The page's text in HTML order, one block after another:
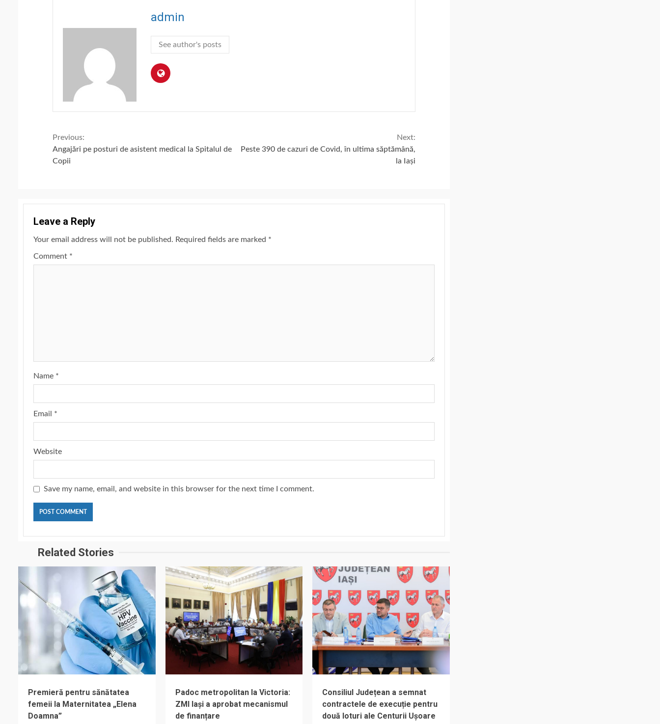
admin
See author's posts
Continue
Reading
Previous:
Angajări pe posturi de asistent medical la Spitalul de
Copii
Next:
Peste 390 de cazuri de Covid, în ultima săptămână,
la Iași
Leave a Reply
Your email address will not be published. Required fields are marked *
Comment *
Name *
Email *
Website
Save my name, email, and website in this browser for the next time I comment.
Related Stories
Premieră pentru sănătatea
femeii la Maternitatea „Elena
Doamna”
Padoc metropolitan la Victoria:
ZMI Iași a aprobat mecanismul
de finanțare
Consiliul Județean a semnat
contractele de execuție pentru
două loturi ale Centurii Ușoare